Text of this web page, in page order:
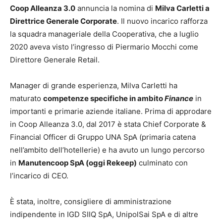
Coop Alleanza 3.0 annuncia la nomina di Milva Carletti a
Direttrice Generale Corporate. Il nuovo incarico rafforza
la squadra manageriale della Cooperativa, che a luglio
2020 aveva visto l’ingresso di Piermario Mocchi come
Direttore Generale Retail.
Manager di grande esperienza, Milva Carletti ha
maturato competenze specifiche in ambitoFinance in
importanti e primarie aziende italiane. Prima di approdare
in Coop Alleanza 3.0, dal 2017 è stata Chief Corporate &
Financial Officer di Gruppo UNA SpA (primaria catena
nell’ambito dell’hotellerie) e ha avuto un lungo percorso
in Manutencoop SpA (oggi Rekeep) culminato con
l’incarico di CEO.
È stata, inoltre, consigliere di amministrazione
indipendente in IGD SIIQ SpA, UnipolSai SpA e di altre